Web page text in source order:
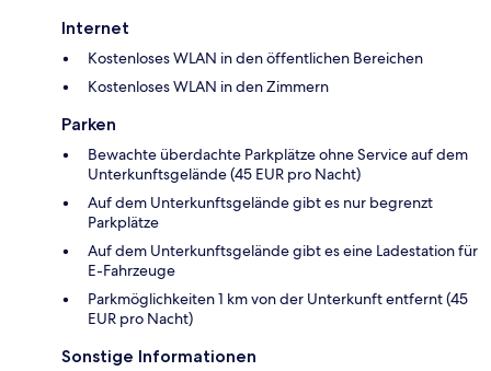
Internet
Kostenloses WLAN in den öffentlichen Bereichen
Kostenloses WLAN in den Zimmern
Parken
Bewachte überdachte Parkplätze ohne Service auf dem
Unterkunftsgelände (45 EUR pro Nacht)
Auf dem Unterkunftsgelände gibt es nur begrenzt
Parkplätze
Auf dem Unterkunftsgelände gibt es eine Ladestation für
E-Fahrzeuge
Parkmöglichkeiten 1 km von der Unterkunft entfernt (45
EUR pro Nacht)
Sonstige Informationen